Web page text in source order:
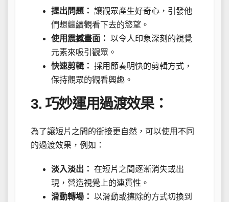
提出問題： 讓觀眾產生好奇心，引發他
們想繼續觀看下去的慾望。
使用震撼畫面： 以令人印象深刻的視覺
元素來吸引觀眾。
快速剪輯： 採用節奏明快的剪輯方式，
保持觀眾的觀看興趣。
3. 巧妙運用過渡效果：
為了讓短片之間的銜接更自然，可以使用不同
的過渡效果，例如：
淡入淡出： 在短片之間逐漸消失或出
現，營造視覺上的連貫性。
滑動轉場： 以滑動或擦除的方式切換到